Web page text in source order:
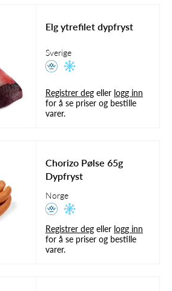
Elg ytrefilet dypfryst
Sverige
Registrer deg eller logg inn
for å se priser og bestille
varer.
Chorizo Pølse 65g
Dypfryst
Norge
Registrer deg eller logg inn
for å se priser og bestille
varer.